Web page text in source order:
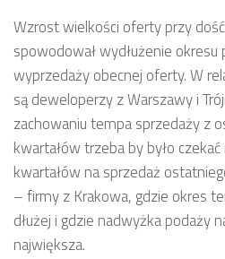
Wzrost wielkości oferty przy
spowodował wydłużenie
wyprzedaży obecnej oferty. W
są deweloperzy z Warszawy i
zachowaniu tempa sprzedaży z
kwartałów trzeba by było
kwartałów na sprzedaż
– firmy z Krakowa, gdzie okres
dłużej i gdzie nadwyżka podaży
największa.